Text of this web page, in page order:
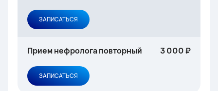
ЗАПИСАТЬСЯ
Прием нефролога повторный
ЗАПИСАТЬСЯ
3 000 ₽